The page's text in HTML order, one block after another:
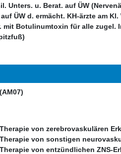
Unters. u. Berat. auf ÜW
ÜW d. ermächt. KH-ärzte am
mit Botulinumtoxin für alle zugel.
von zerebrovaskulären
von sonstigen
von entzündlichen ZNS-